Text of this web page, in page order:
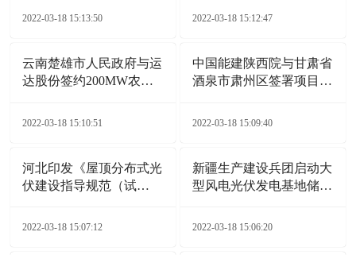
2022-03-18 15:13:50 2022-03-18 15:12:47
云南楚雄市人民政府与运
达股份签约200MW农业
2022-03-18 15:10:51
中国能建陕西院与甘肃省
酒泉市肃州区签署项目合
2022-03-18 15:09:40
河北印发《屋顶分布式光
伏建设指导规范（试
2022-03-18 15:07:12
新疆生产建设兵团启动大
型风电光伏发电基地储备
2022-03-18 15:06:20